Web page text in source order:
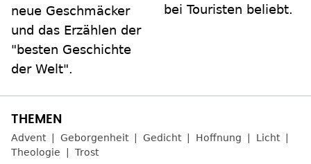
neue Geschmäcker
und das Erzählen der
"besten Geschichte
der Welt".
bei Touristen beliebt.
Advent Geborgenheit Gedicht Hoffnung
Licht
Theologie
Trost